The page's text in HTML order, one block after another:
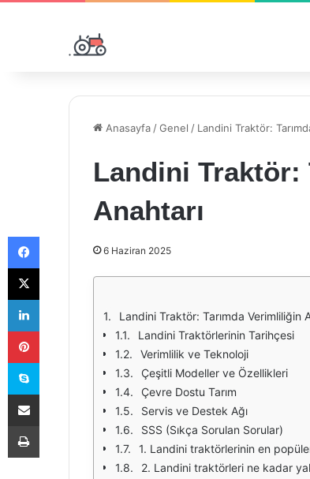
Anasayfa /Genel / Landini Traktör:
Landini Traktör:
Anahtarı
6 Haziran 2025
Landini Traktör: Tarımda Verimliliğin
Landini Traktörlerinin Tarihçesi
Verimlilik ve Teknoloji
Çeşitli Modeller ve Özellikleri
Çevre Dostu Tarım
Servis ve Destek Ağı
SSS (Sıkça Sorulan Sorular)
1. Landini traktörlerinin en
2. Landini traktörleri ne kadar
Facebook
X
LinkedIn
Pinterest
Skype
E-Posta ile paylaş